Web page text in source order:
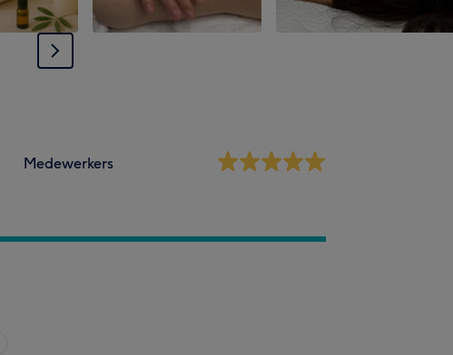
Medewerkers